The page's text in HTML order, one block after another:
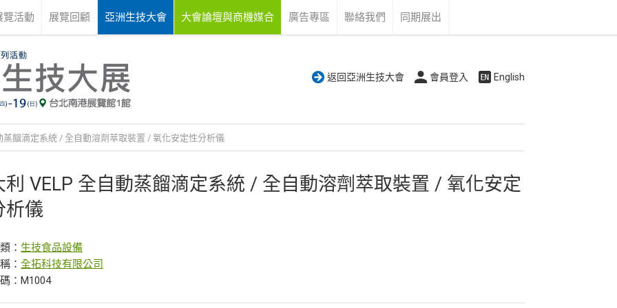
覽活動 展覽回顧 亞洲生技大會 大會論壇與商機媒合 廣告專區 聯絡我們 同期展出
返回亞洲生技大會 會員登入 English
蒸餾滴定系統 / 全自動溶劑萃取裝置 / 氧化安定性分析儀
利 VELP 全自動蒸餾滴定系統 / 全自動溶劑萃取裝置 / 氧化安定
析儀
： 生技食品設備
：全拓科技有限公司
：M1004